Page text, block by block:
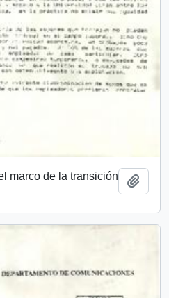
marco de la transición